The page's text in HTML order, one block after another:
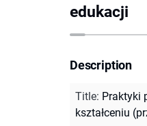
edukacji
Description
Title: Praktyki
kształceniu